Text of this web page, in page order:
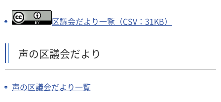
区議会だより一覧（CSV：31KB）
声の区議会だより
声の区議会だより一覧